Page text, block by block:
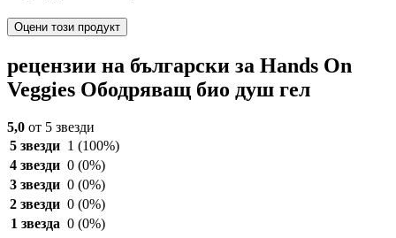
Оцени този продукт
рецензии на български за Hands On
Veggies Ободряващ био душ гел
5,0 от 5 звезди
5 звезди 1 (100%)
4 звезди 0 (0%)
3 звезди 0 (0%)
2 звезди 0 (0%)
1 звезда 0 (0%)